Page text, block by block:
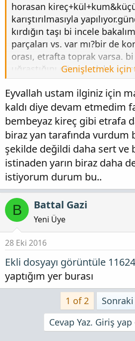
horasan
karıştırılmasıyla
kırdığın taşı bi incele
parçaları vs. var mı?bir de
orası, etrafta toprak varsa. bi
uğraştığını gör.est. daha
burada ustalarımızın
tecrübelerle öğrenmeye
Genişletmek için
Eyvallah ustam ilginiz için
kaldı diye devam etmedim
bembeyaz kireç gibi etrafa
biraz yan tarafında vurdum
şekilde değildi daha sert ve
istinaden yarın biraz daha
istiyorum durum bu..
B Battal Gazi
Yeni Üye
28 Eki 2016
Ekli dosyayı görüntüle
yaptığım yer burası
1 of 2 Sonraki
Cevap Yaz. Giriş yap